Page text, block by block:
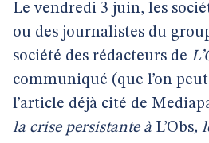
Le vendredi 3 juin, les
ou des journalistes du
société des rédacteurs de
communiqué (que l’on
l’article déjà cité de
la crise persistante à L’Obs,